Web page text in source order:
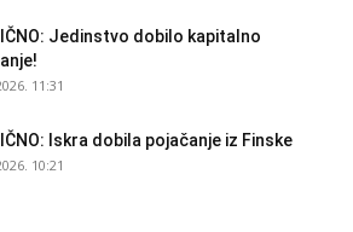
Jedinstvo dobilo kapitalno
11:31
Iskra dobila pojačanje iz Finske
10:21